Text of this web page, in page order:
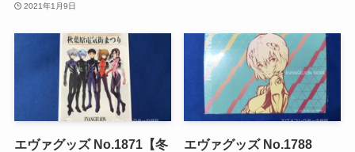
2021年1月9日
エヴァグッズ No.1871【冬
エヴァグッズ No.1788